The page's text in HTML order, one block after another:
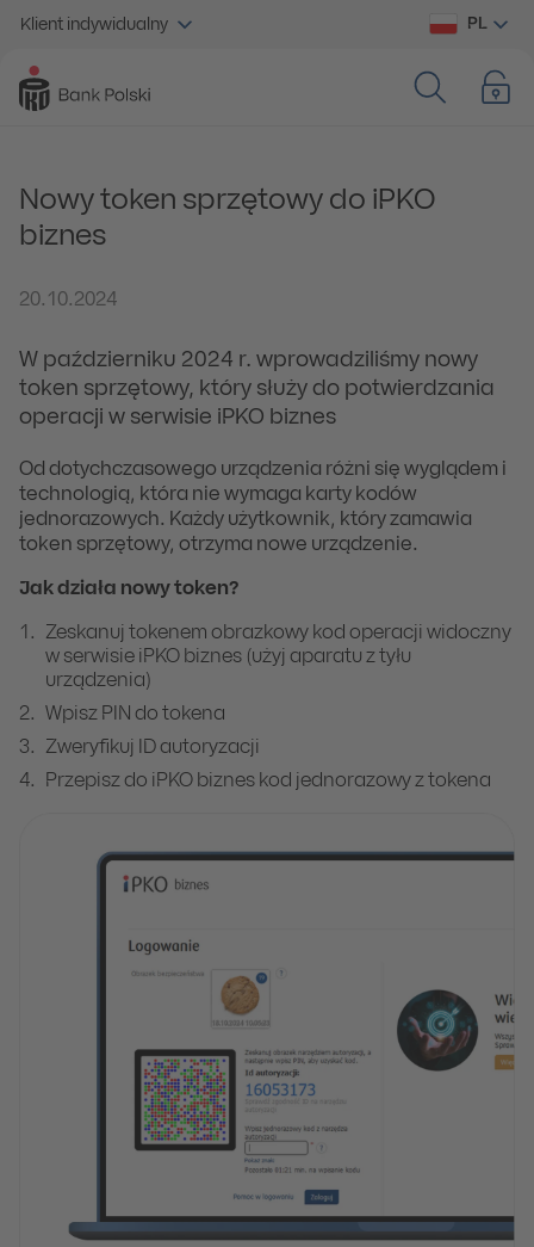
Klient indywidualny PL
Nowy token sprzętowy do iPKO
biznes
20.10.2024
W październiku 2024 r. wprowadziliśmy nowy
token sprzętowy, który służy do potwierdzania
operacji w serwisie iPKO biznes
Od dotychczasowego urządzenia różni się wyglądem i
technologią, która nie wymaga karty kodów
jednorazowych. Każdy użytkownik, który zamawia
token sprzętowy, otrzyma nowe urządzenie.
Jak działa nowy token?
Zeskanuj tokenem obrazkowy kod operacji widoczny
w serwisie iPKO biznes (użyj aparatu z tyłu
urządzenia)
Wpisz PIN do tokena
Zweryfikuj ID autoryzacji
Przepisz do iPKO biznes kod jednorazowy z tokena